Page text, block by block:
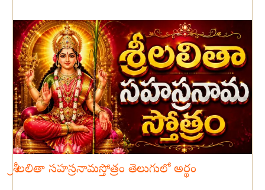
శ్రీ లలితా సహస్రనామస్తోత్రం తెలుగులో అర్థం